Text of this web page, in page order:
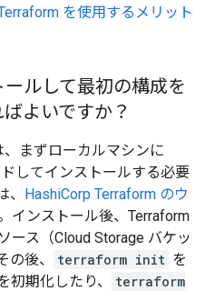
を使用するメリット
ルして最初の構成を
よいですか？
まずローカルマシンに
してインストールする必要
HashiCorp Terraform のウ
インストール後、Terraform
ース（Cloud Storage バケッ
の後、
terraform init を
初期化したり、
terraform